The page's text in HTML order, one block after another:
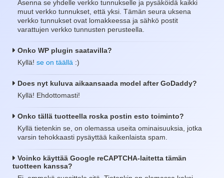
Asenna se yhdelle verkko tunnukselle ja pysäköidä kaikki
muut verkko tunnukset, että yksi. Tämän seura uksena
verkko tunnukset ovat lomakkeessa ja sähkö postit
varattujen verkko tunnusten perusteella.
Onko WP plugin saatavilla?
Kyllä! se on täällä :)
Does nyt kuluva aikaansaada model after GoDaddy?
Kyllä! Ehdottomasti!
Onko tällä tuotteella roska postin esto toiminto?
Kyllä tietenkin se, on olemassa useita ominaisuuksia, jotka
varsin tehokkaasti pysäyttää kaikenlaista spam.
Voinko käyttää Google reCAPTCHA-laitetta tämän
tuotteen kanssa?